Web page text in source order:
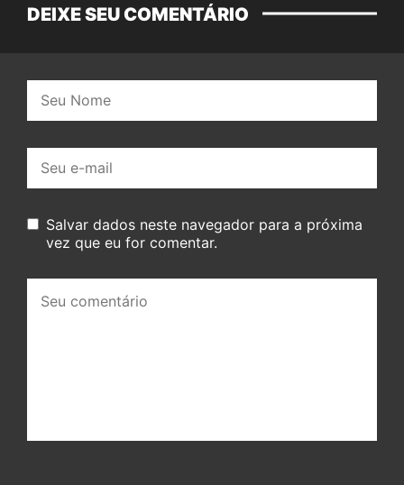
DEIXE SEU COMENTÁRIO
mail:
Salvar dados neste navegador para a próxima
vez que eu for comentar.
comentário: